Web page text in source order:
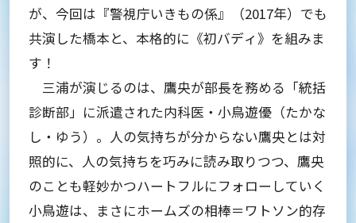
が、今回は『警視庁いきもの係』（2017年）でも
共演した橋本と、本格的に《初バディ》を組みま
す！
三浦が演じるのは、鷹央が部長を務める「統括
診断部」に派遣された内科医・小鳥遊優（たかな
し・ゆう）。人の気持ちが分からない鷹央とは対
照的に、人の気持ちを巧みに読み取りつつ、鷹央
のことも軽妙かつハートフルにフォローしていく
小鳥遊は、まさにホームズの相棒＝ワトソン的存